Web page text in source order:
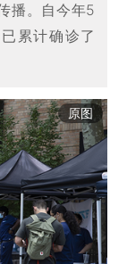
播。自今年5
累计确诊了
原图